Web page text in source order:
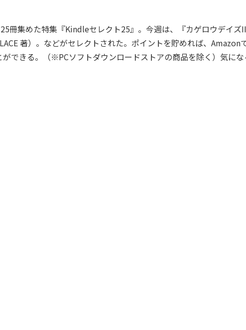
冊集めた特集『Kindleセレクト25』。今週は、『カゲロウデイズ
著）。などがセレクトされた。ポイントを貯めれば、Amazon
できる。（※PCソフトダウンロードストアの商品を除く）気に